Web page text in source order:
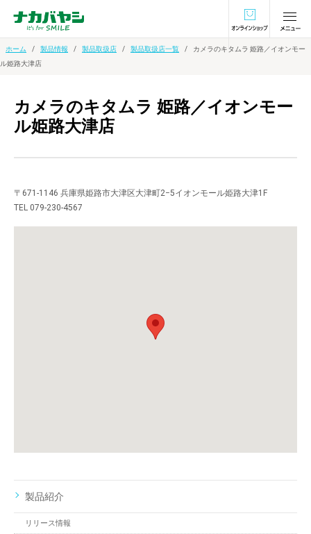
オンラインショ
ホーム 製品情報 製品取扱店 製品取扱店一覧
カメラのキタムラ 姫路／イオンモー
ル姫路大津店
カメラのキタムラ 姫路／イオンモー
ル姫路大津店
〒671-1146 兵庫県姫路市大津区大津町2−5イオンモール姫路大津1F
TEL 079-230-4567
製品紹介
リリース情報